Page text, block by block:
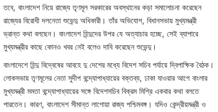
তবে, বাংলাদেশ নিয়ে রাজ্যে তৃণমূল সরকারের অবস্থানের কড়া সমালোচনা করেছেন
রাজ্যের বিরোধী দলনেতা শুভেন্দু অধিকারী। তাঁর অভিযোগ, বিধানসভায় মুখ্যমন্ত্রী
ভ্রান্ত কথা বলছেন। বাংলাদেশ হিন্দুদের উপর যে অত্যাচার হচ্ছে, সেই ব্যাপারে
মুখ্যমন্ত্রীর কাছে কোনও খবর নেই বলেও দাবি করেছেন শুভেন্দু।
বাংলাদেশে হিন্দু বিদ্বেষের আবহে দু দেশের মধ্যে বিদেশ সচিব পর্যায়ে দ্বিপাক্ষিক বৈঠক।
লোকসভায় তৃণমূলের নেতা সুদীপ বন্দ্যোপাধ্যায়ের বক্তব্য, ঢাকা যাওয়ার আগে বাংলার
মুখ্যমন্ত্রী মমতা বন্দ্যোপাধ্যায়ের সঙ্গে বিদেশসচিব বিক্রম মিশ্রি একবার কথা বলতে
পারতেন। কারণ, বাংলাদেশ সীমান্ত লাগোয়া রাজ্য পশ্চিমবঙ্গ। যদিও কেন্দ্রীয়মন্ত্রী ও